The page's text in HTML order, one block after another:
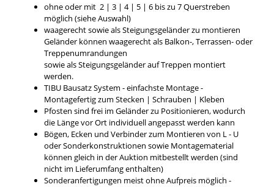
ohne oder mit 2 | 3 | 4 | 5 | 6 bis zu 7 Querstreben
möglich (siehe Auswahl)
waagerecht sowie als Steigungsgeländer zu montieren
Geländer können waagerecht als Balkon-, Terrassen- oder
Treppenumrandungen
sowie als Steigungsgeländer auf Treppen montiert
werden.
TIBU Bausatz System - einfachste Montage -
Montagefertig zum Stecken | Schrauben | Kleben
Pfosten sind frei im Geländer zu Positionieren, wodurch
die Länge vor Ort individuell angepasst werden kann
Bögen, Ecken und Verbinder zum Montieren von L - U
oder Sonderkonstruktionen sowie Montagematerial
können gleich in der Auktion mitbestellt werden (sind
nicht im Lieferumfang enthalten)
Sonderanfertigungen meist ohne Aufpreis möglich -